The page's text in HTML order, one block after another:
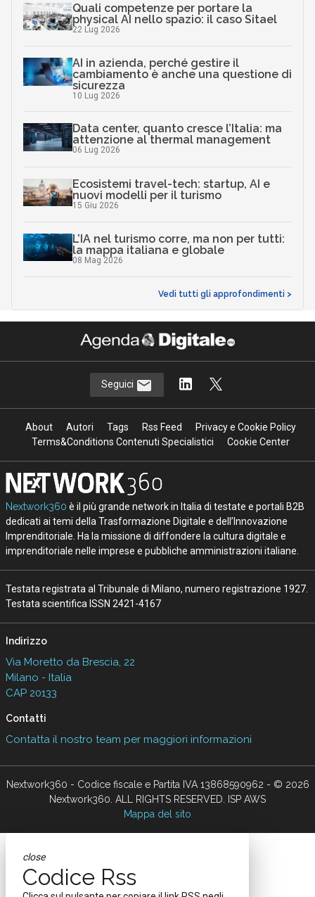
Quali competenze per portare la
physical AI nello spazio: il caso Sitael
22 Lug 2026
AI in azienda, perché gestire il
cambiamento è anche una questione di
sicurezza
10 Lug 2026
Data center, quanto cresce l’Italia: ma
attenzione al thermal management
06 Lug 2026
Ecosistemi travel-tech: startup, AI e
nuovi modelli per il turismo
15 Giu 2026
L’IA nel turismo corre, ma non per tutti:
la mappa italiana e globale
08 Mag 2026
Vedi tutti gli approfondimenti >
Seguici
About Autori Tags Rss Feed
Privacy e Cookie Policy
Terms&Conditions Contenuti Specialistici
Cookie Center
Nextwork360 è il più grande network in Italia di testate e portali B2B
dedicati ai temi della Trasformazione Digitale e dell’Innovazione
Imprenditoriale. Ha la missione di diffondere la cultura digitale e
imprenditoriale nelle imprese e pubbliche amministrazioni italiane.
Testata registrata al Tribunale di Milano, numero registrazione 1927.
Testata scientifica ISSN 2421-4167
Indirizzo
Via Moretto da Brescia, 22
Milano - Italia
CAP 20133
Contatti
Contatta il nostro team per maggiori informazioni
Nextwork360 - Codice fiscale e Partita IVA 13868590962 - © 2026
Nextwork360. ALL RIGHTS RESERVED. ISP AWS
Mappa del sito
close
Codice Rss